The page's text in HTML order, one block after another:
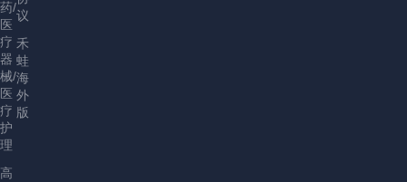
药/
医
疗
器
械/
医
疗
护
理
高
议
禾
蛙
海
外
版